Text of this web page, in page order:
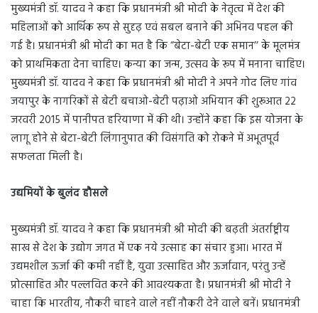
मुख्यमंत्री डॉ. यादव ने कहा कि प्रधानमंत्री श्री मोदी के नेतृत्व में देश की
महिलाओं को आर्थिक रूप से सुदृढ़ एवं सबल बनाने की अभिनव पहल की
गई है। प्रधानमंत्री श्री मोदी का मत है कि “बेटा-बेटी एक समान’’ के मूलमंत्र
को प्राथमिकता देना चाहिए। कन्या का जन्म, उत्सव के रूप में मनाना चाहिए।
मुख्यमंत्री डॉ. यादव ने कहा कि प्रधानमंत्री श्री मोदी ने अपने गोद लिए गांव
जयापुर के नागरिकों से बेटी बचाओ-बेटी पढ़ाओ अभियान की शुरूआत 22
जरवरी 2015 में पानीपत हरियाणा में की थी। उन्होंने कहा कि इस योजना के
लागू होने से बेटा-बेटी लिंगानुपात की विसंगति को रोकने में अभूतपूर्व
सफलता मिली है।
उद्यमियों के बुलंद हौसले
मुख्यमंत्री डॉ. यादव ने कहा कि प्रधानमंत्री श्री मोदी की बढ़ती अंतर्राष्ट्रीय
साख से देश के उद्योग जगत में एक नये उत्साह का संचार हुआ। भारत में
उद्यमशील ऊर्जा की कमी नहीं है, युवा उत्साहित और ऊर्जावान, परंतु उन्हें
प्रोत्साहित और पल्लवित करने की आवश्यकता है। प्रधानमंत्री श्री मोदी ने
चाहा कि भारतीय, नौकरी चाहने वाले नहीं नौकरी देने वाले बनें। प्रधानमंत्री